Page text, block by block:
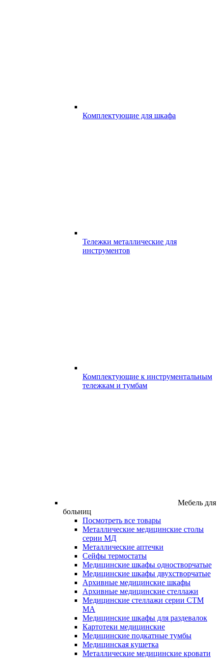
Комплектующие для шкафа
Тележки металлические для
инструментов
Комплектующие к инструментальным
тележкам и тумбам
Мебель для
больниц
Посмотреть все товары
Металлические медицинские столы
серии МД
Металлические аптечки
Сейфы термостаты
Медицинские шкафы одностворчатые
Медицинские шкафы двухстворчатые
Архивные медицинские шкафы
Архивные медицинские стеллажи
Медицинские стеллажи серии СТМ
МА
Медицинские шкафы для раздевалок
Картотеки медицинские
Медицинские подкатные тумбы
Медицинская кушетка
Металлические медицинские кровати